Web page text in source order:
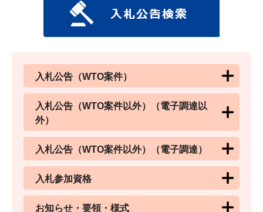
入札公告（WTO案件）
入札公告（WTO案件以外）（電子調達以
外）
入札公告（WTO案件以外）（電子調達）
入札参加資格
お知らせ・要領・様式